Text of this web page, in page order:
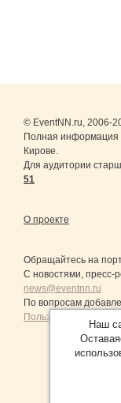
© EventNN.ru, 2006-
Полная информация
Кирове.
Для аудитории
51
О проекте
Обращайтесь на
С новостями, пресс-
news@eventnn.ru
По вопросам
Пользовательское
Наш